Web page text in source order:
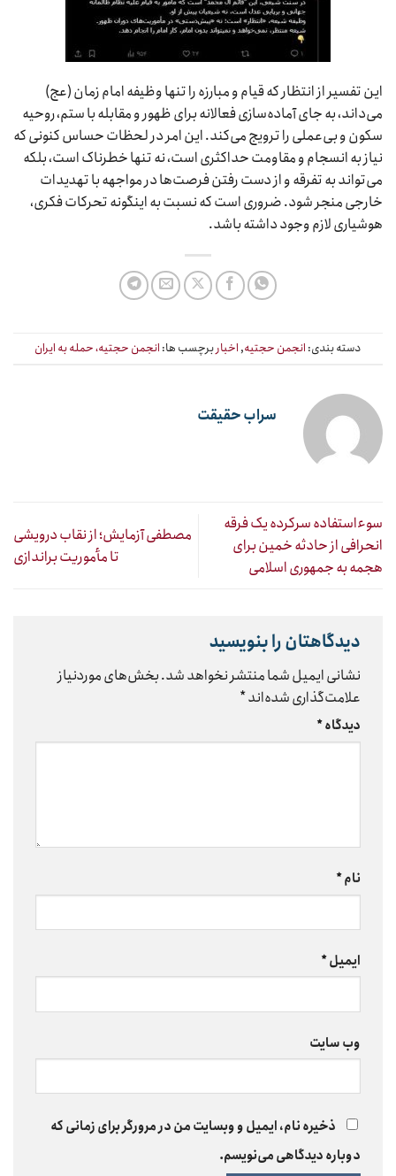
این تفسیر از انتظار که قیام و مبارزه را تنها وظیفه امام زمان (عج)
می‌داند، به جای آماده‌سازی فعالانه برای ظهور و مقابله با ستم، روحیه
سکون و بی‌عملی را ترویج می‌کند. این امر در لحظات حساس کنونی که
نیاز به انسجام و مقاومت حداکثری است، نه تنها خطرناک است، بلکه
می‌تواند به تفرقه و از دست رفتن فرصت‌ها در مواجهه با تهدیدات
خارجی منجر شود. ضروری است که نسبت به اینگونه تحرکات فکری،
هوشیاری لازم وجود داشته باشد.
دسته بندی: انجمن حجتیه,اخباربرچسب ها: انجمن حجتیه، حمله به ایران
سراب حقیقت
سوءاستفاده سرکرده یک فرقه
انحرافی از حادثه خمین برای
هجمه به جمهوری اسلامی
مصطفی آزمایش؛ از نقاب درویشی
تا مأموریت براندازی
دیدگاهتان را بنویسید
نشانی ایمیل شما منتشر نخواهد شد.بخش‌های موردنیاز
علامت‌گذاری شده‌اند*
دیدگاه*
نام*
ایمیل*
وب‌ سایت
ذخیره نام، ایمیل و وبسایت من در مرورگر برای زمانی که
دوباره دیدگاهی می‌نویسم.